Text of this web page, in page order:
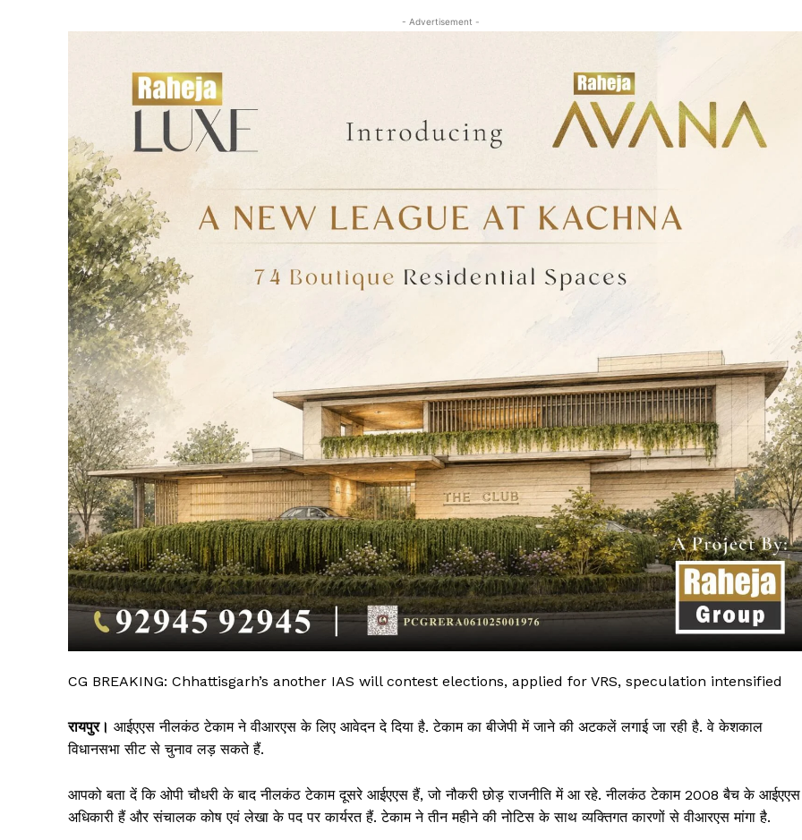
- Advertisement -
CG BREAKING: Chhattisgarh’s another IAS will contest elections, applied for VRS, speculation intensified
रायपुर। आईएएस नीलकंठ टेकाम ने वीआरएस के लिए आवेदन दे दिया है. टेकाम का बीजेपी में जाने की अटकलें लगाई जा रही है. वे केशकाल
विधानसभा सीट से चुनाव लड़ सकते हैं.
आपको बता दें कि ओपी चौधरी के बाद नीलकंठ टेकाम दूसरे आईएएस हैं, जो नौकरी छोड़ राजनीति में आ रहे. नीलकंठ टेकाम 2008 बैच के आईएएस
अधिकारी हैं और संचालक कोष एवं लेखा के पद पर कार्यरत हैं. टेकाम ने तीन महीने की नोटिस के साथ व्यक्तिगत कारणों से वीआरएस मांगा है.